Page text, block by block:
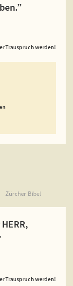
Trauspruch werden!
Zürcher Bibel
Trauspruch werden!